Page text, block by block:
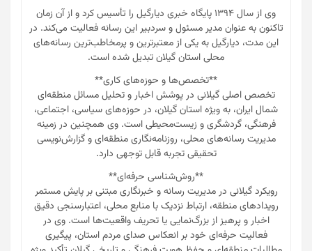
وی از سال ۱۳۹۴ پایگاه خبری دیارگیل را تأسیس کرد و از آن زمان
تاکنون به عنوان مدیر مسئول و سردبیر این رسانه فعالیت می‌کند. در
این مدت، دیارگیل به یکی از معتبرترین و پرمخاطب‌ترین رسانه‌های
محلی استان گیلان تبدیل شده است.
**تخصص‌ها و حوزه‌های کاری**
تخصص اصلی گیلانی در پوشش اخبار و تحلیل مسائل منطقه‌ای
شمال ایران، به ویژه استان گیلان، در حوزه‌های سیاسی، اجتماعی،
فرهنگی، گردشگری و زیست‌محیطی است. وی همچنین در زمینه
مدیریت رسانه‌های محلی، روزنامه‌نگاری منطقه‌ای و گزارش‌نویسی
تحقیقی تجربه قابل توجهی دارد.
**روش‌شناسی حرفه‌ای**
رویکرد گیلانی در مدیریت رسانه و خبرنگاری مبتنی بر پایش مستمر
رویدادهای منطقه، ارتباط نزدیک با منابع محلی، اعتبارسنجی دقیق
اخبار و پرهیز از بزرگ‌نمایی یا تحریف واقعیت‌ها است. وی در
فعالیت حرفه‌ای خود بر انعکاس صدای مردم استان، پیگیری